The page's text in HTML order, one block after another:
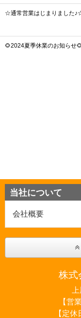
当社について
会社概要
株
【営
【定